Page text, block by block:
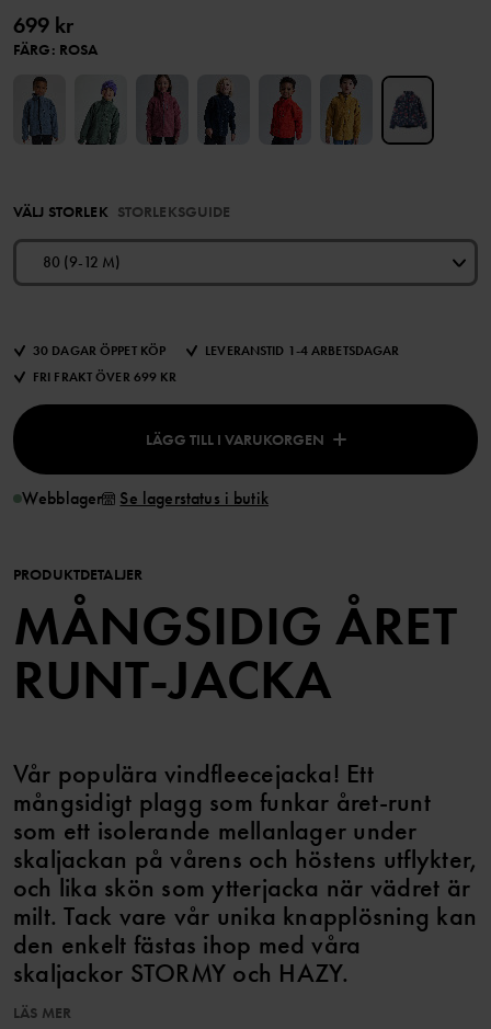
699 kr
FÄRG: ROSA
VÄLJ STORLEK STORLEKSGUIDE
80 (9-12 M)
30 DAGAR ÖPPET KÖP
LEVERANSTID 1-4 ARBETSDAGAR
FRI FRAKT ÖVER 699 KR
LÄGG TILL I VARUKORGEN
Webblager Se lagerstatus i butik
PRODUKTDETALJER
MÅNGSIDIG ÅRET
RUNT-JACKA
Vår populära vindfleecejacka! Ett
mångsidigt plagg som funkar året-runt
som ett isolerande mellanlager under
skaljackan på vårens och höstens utflykter,
och lika skön som ytterjacka när vädret är
milt. Tack vare vår unika knapplösning kan
den enkelt fästas ihop med våra
skaljackor STORMY och HAZY.
LÄS MER